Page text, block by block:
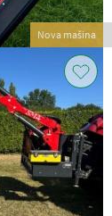
Nova mašina